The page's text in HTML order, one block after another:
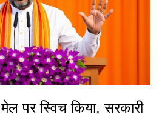
पर स्विच किया, सरकारी